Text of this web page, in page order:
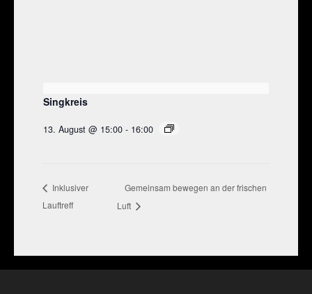
Singkreis
13. August @ 15:00 - 16:00
Inklusiver
Lauftreff
Gemeinsam bewegen an der frischen
Luft